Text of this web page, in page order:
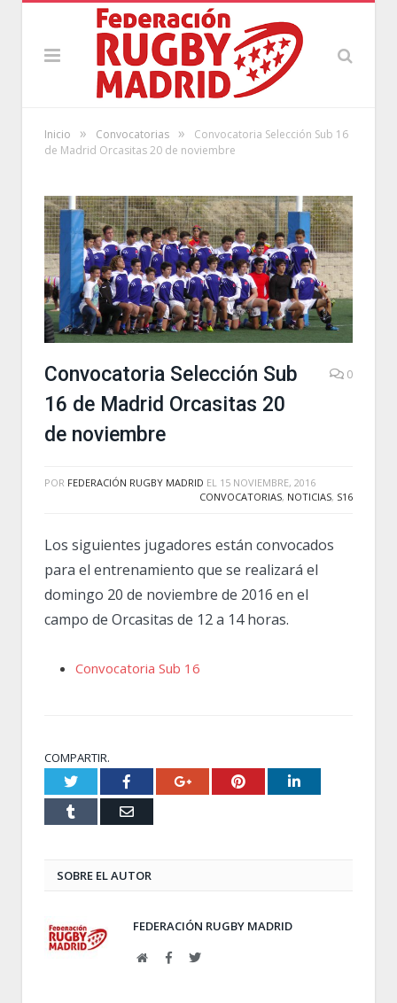
Inicio » Convocatorias »
Convocatoria Selección Sub 16
de Madrid Orcasitas 20 de noviembre
Convocatoria Selección Sub
16 de Madrid Orcasitas 20
de noviembre
0
POR FEDERACIÓN RUGBY MADRID EL 15 NOVIEMBRE, 2016
CONVOCATORIAS, NOTICIAS, S16
Los siguientes jugadores están convocados
para el entrenamiento que se realizará el
domingo 20 de noviembre de 2016 en el
campo de Orcasitas de 12 a 14 horas.
Convocatoria Sub 16
COMPARTIR.
Twitter Facebook Google+ Pinterest LinkedIn
Email
SOBRE EL AUTOR
FEDERACIÓN RUGBY MADRID
WebFacebookTwitter